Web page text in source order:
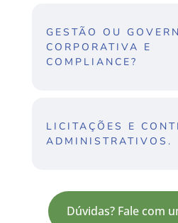
GESTÃO OU
CORPORATIVA E
COMPLIANCE?
LICITAÇÕES E
ADMINISTRATIVOS.
Dúvidas? Fale com